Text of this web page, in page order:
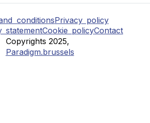
conditionsPrivacy policy
statementCookie policyContact
Copyrights 2025,
Paradigm.brussels